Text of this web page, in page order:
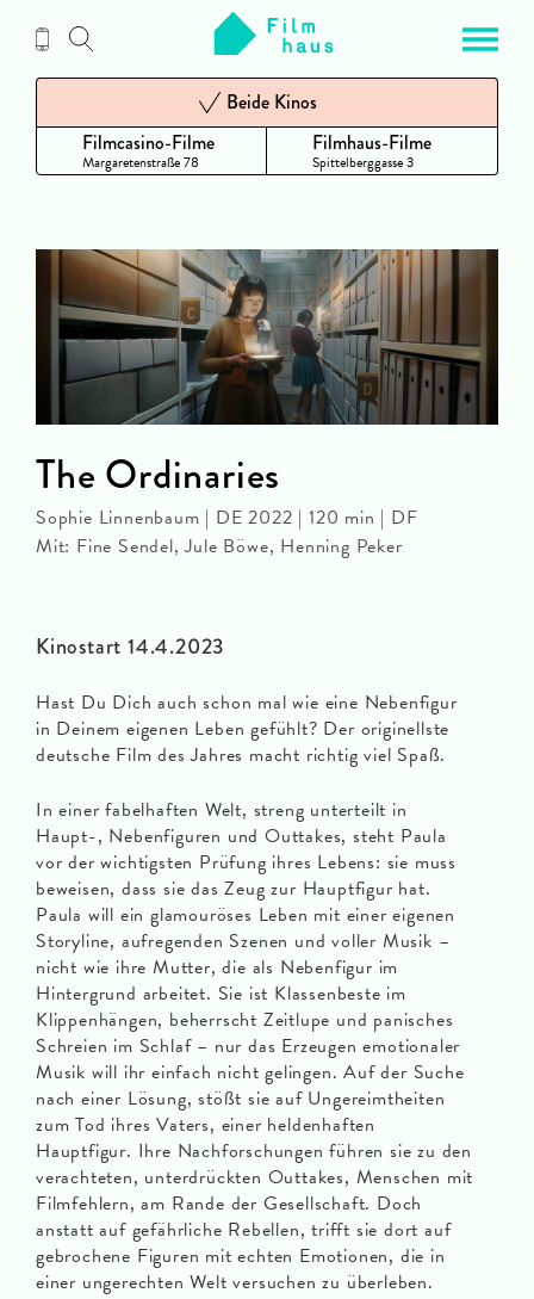
Inhalt
Filmcasino-Filme
Margaretenstraße 78
Beide Kinos
Filmhaus-Filme
Spittelberggasse 3
Kinostart 14.4.2023
Hast Du Dich auch schon mal wie eine Nebenfigur
in Deinem eigenen Leben gefühlt? Der originellste
deutsche Film des Jahres macht richtig viel Spaß.
In einer fabelhaften Welt, streng unterteilt in
Haupt-, Nebenfiguren und Outtakes, steht Paula
vor der wichtigsten Prüfung ihres Lebens: sie muss
beweisen, dass sie das Zeug zur Hauptfigur hat.
Paula will ein glamouröses Leben mit einer eigenen
Storyline, aufregenden Szenen und voller Musik –
nicht wie ihre Mutter, die als Nebenfigur im
Hintergrund arbeitet. Sie ist Klassenbeste im
Klippenhängen, beherrscht Zeitlupe und panisches
Schreien im Schlaf – nur das Erzeugen emotionaler
Musik will ihr einfach nicht gelingen. Auf der Suche
nach einer Lösung, stößt sie auf Ungereimtheiten
zum Tod ihres Vaters, einer heldenhaften
Hauptfigur. Ihre Nachforschungen führen sie zu den
verachteten, unterdrückten Outtakes, Menschen mit
Filmfehlern, am Rande der Gesellschaft. Doch
anstatt auf gefährliche Rebellen, trifft sie dort auf
gebrochene Figuren mit echten Emotionen, die in
einer ungerechten Welt versuchen zu überleben.
The Ordinaries
Sophie Linnenbaum | DE 2022 | 120 min | DF
Mit: Fine Sendel, Jule Böwe, Henning Peker